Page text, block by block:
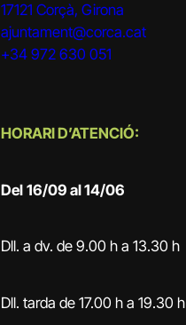
17121 Corçà, Girona
ajuntament@corca.cat
+34 972 630 051
HORARI D’ATENCIÓ:
Del 16/09 al 14/06
Dll. a dv. de 9.00 h a 13.30 h
Dll. tarda de 17.00 h a 19.30 h